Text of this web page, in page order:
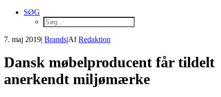
SØG
7. maj 2019| Brands|AfRedaktion
Dansk møbelproducent får tildelt
anerkendt miljømærke